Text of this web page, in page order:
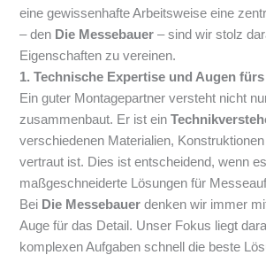
eine gewissenhafte Arbeitsweise eine
– den Die Messebauer – sind wir stolz
Eigenschaften zu vereinen.
1. Technische Expertise und Augen fürs
Ein guter Montagepartner versteht nicht
zusammenbaut. Er ist ein
verschiedenen Materialien,
vertraut ist. Dies ist entscheidend, wenn
maßgeschneiderte Lösungen für
Bei Die Messebauer denken wir immer
Auge für das Detail. Unser Fokus liegt
komplexen Aufgaben schnell die beste